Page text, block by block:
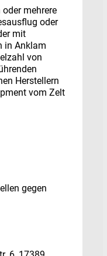
mehrere
oder
mit
in Anklam
von
Herstellern
vom Zelt
gegen